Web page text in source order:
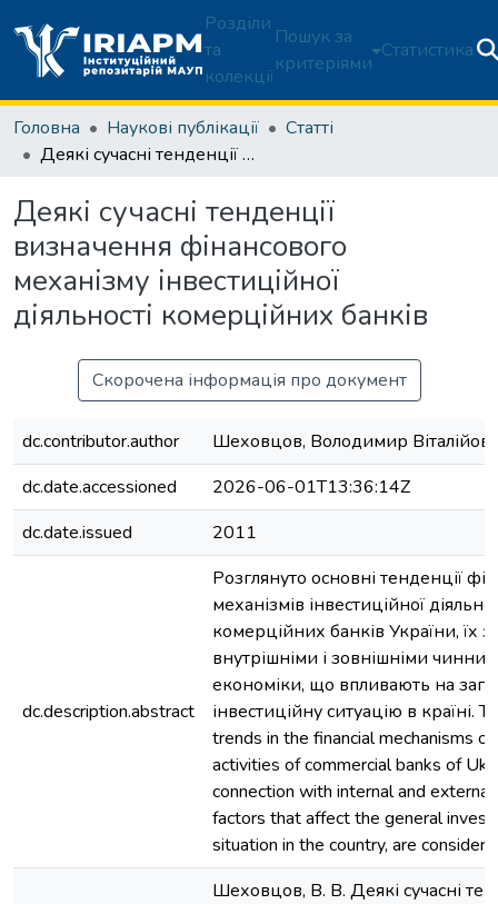
Розділи
та
колекції
Пошук за
критеріями
Статистика
Головна Наукові публікації
Статті
Деякі сучасні тенденції визначення фінансового механізму інвестиційної діяльності комерційних банків
Деякі сучасні тенденції
визначення фінансового
механізму інвестиційної
діяльності комерційних банків
Скорочена інформація про документ
dc.contributor.author
Шеховцов, Володимир
dc.date.accessioned
2026-06-01T13:36:14Z
dc.date.issued
2011
dc.description.abstract
Розглянуто основні тенденції
механізмів інвестиційної
комерційних банків України, їх
внутрішніми і зовнішніми
економіки, що впливають на
інвестиційну ситуацію в країні.
trends in the financial mechanisms
activities of commercial banks of
connection with internal and external
factors that affect the general
situation in the country, are
Шеховцов, В. В. Деякі сучасні